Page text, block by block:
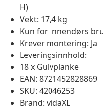
H)
Vekt: 17,4 kg
Kun for innendørs
Krever montering: Ja
Leveringsinnhold:
18 x Gulvplanke
EAN: 8721452828869
SKU: 42046253
Brand: vidaXL